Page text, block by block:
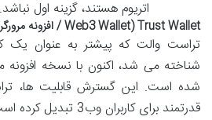
اتریوم هستند، گزینه اول نباشد.
Trust Wallet (Web3 Wallet / افزونه مرورگر): تکامل یک ستاره موبایل
تراست والت که پیشتر به عنوان یک
شناخته می شد، اکنون با نسخه
شده است. این گسترش قابلیت ها،
قدرتمند برای کاربران وب3 تبدیل کرده است.